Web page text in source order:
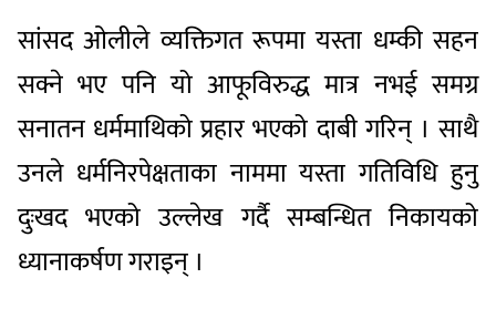
सांसद ओलीले व्यक्तिगत रूपमा यस्ता धम्की सहन
सक्ने भए पनि यो आफूविरुद्ध मात्र नभई समग्र
सनातन धर्ममाथिको प्रहार भएको दाबी गरिन् । साथै
उनले धर्मनिरपेक्षताका नाममा यस्ता गतिविधि हुनु
दुःखद भएको उल्लेख गर्दै सम्बन्धित निकायको
ध्यानाकर्षण गराइन् ।